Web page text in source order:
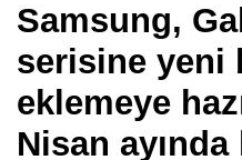
Samsung,
serisine yeni
eklemeye
Nisan ayında